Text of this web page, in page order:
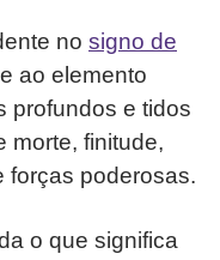
no signo de
ao elemento
profundos e tidos
morte, finitude,
forças poderosas.
o que significa